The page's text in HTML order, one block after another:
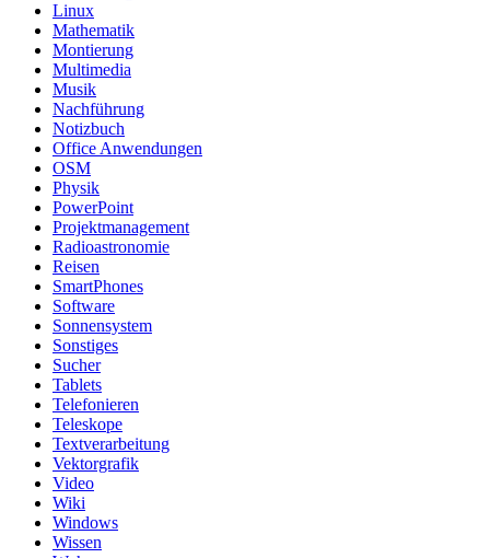
Linux
Mathematik
Montierung
Multimedia
Musik
Nachführung
Notizbuch
Office Anwendungen
OSM
Physik
PowerPoint
Projektmanagement
Radioastronomie
Reisen
SmartPhones
Software
Sonnensystem
Sonstiges
Sucher
Tablets
Telefonieren
Teleskope
Textverarbeitung
Vektorgrafik
Video
Wiki
Windows
Wissen